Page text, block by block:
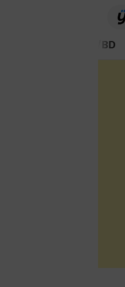
DVD/BD